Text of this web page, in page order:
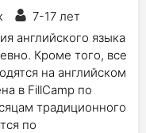
7-17 лет
английского языка
Кроме того, все
на английском
в FillCamp по
традиционного
по